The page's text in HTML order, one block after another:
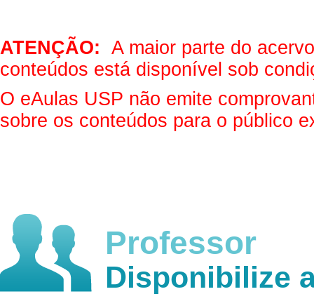
ATENÇÃO: A maior parte do
conteúdos está disponível sob
O eAulas USP não emite
sobre os conteúdos para o público
Professor
Disponibilize